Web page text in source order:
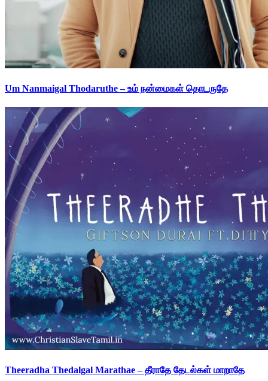
Um Nanmaigal Thodaruthe – உம் நன்மைகள் தொடருதே
Theeradha Thedalgal Marathae – தீராதே தேடல்கள் மாறாதே